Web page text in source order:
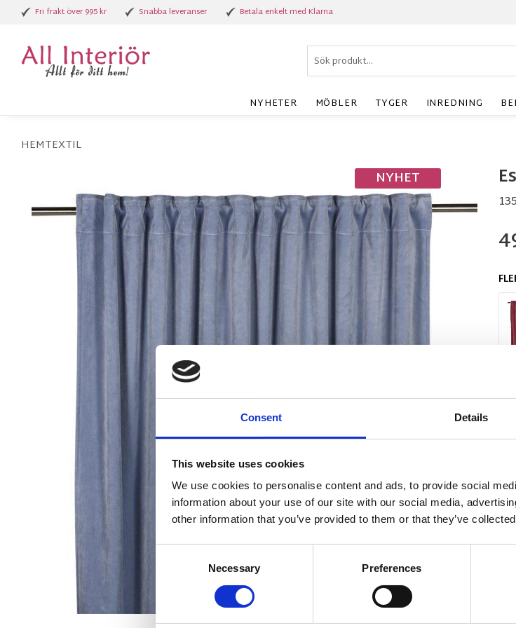
Consent Details
This website uses cookies
We use cookies to personalise content and ads, to provide social
information about your use of our site with our social media,
other information that you’ve provided to them or that they’ve
Necessary Preferences
Fri frakt över 995 kr Snabba leveranser Betala enkelt med Klarna
NYHETER MÖBLER TYGER INREDNING
HEMTEXTIL
NYHET